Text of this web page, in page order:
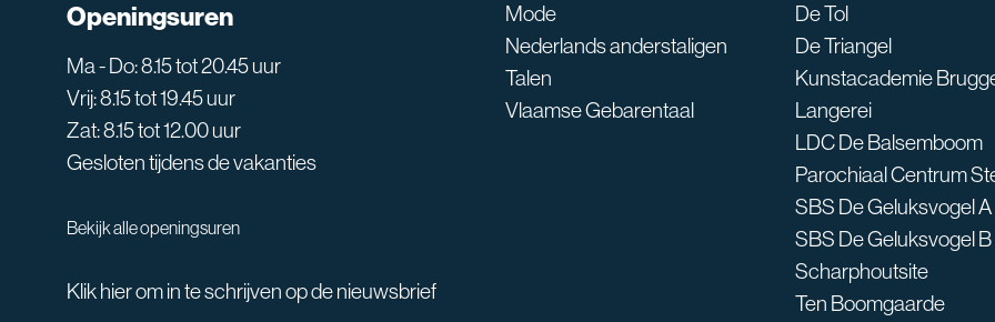
Openingsuren
Ma - Do: 8.15 tot 20.45 uur
Vrij: 8.15 tot 19.45 uur
Zat: 8.15 tot 12.00 uur
Gesloten tijdens de vakanties
Bekijk alle openingsuren
Klik hier om in te schrijven op de nieuwsbrief
Mode
Nederlands anderstaligen
Talen
Vlaamse Gebarentaal
De Tol
De Triangel
Kunstacademie
Langerei
LDC De Balsemboom
Parochiaal Centrum
SBS De Geluksvogel A
SBS De Geluksvogel B
Scharphoutsite
Ten Boomgaarde